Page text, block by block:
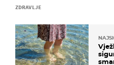
ZDRAVLJE